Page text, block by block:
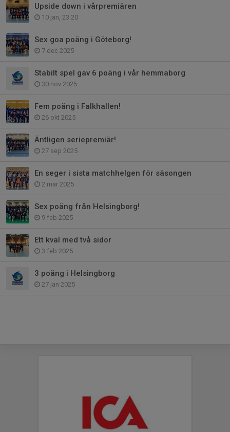
Upside down i vårpremiären
10 jan, 23:20
Sex goa poäng i Göteborg!
7 dec 2025
Stabilt spel gav 6 poäng i vår hemmaborg
30 nov 2025
Fem poäng i Falkhallen!
26 okt 2025
Äntligen seriepremiär!
27 sep 2025
En seger i sista matchhelgen för säsongen
2 mar 2025
Sex poäng från Helsingborg!
9 feb 2025
Ett kval med två sidor
3 feb 2025
3 poäng i Helsingborg
27 jan 2025